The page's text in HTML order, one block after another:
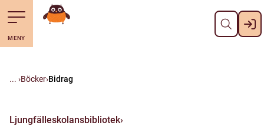
Till navigering av sidans innehåll
Hoppa till sidans huvudinnehåll Stäng
Suomi (Finska)
MENY
Gå till startsidan
Böcker Bidrag
Ljungfälleskolansbibliotek